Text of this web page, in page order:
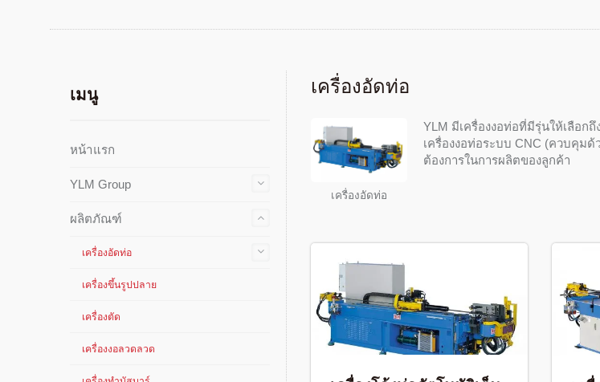
เมนู
หน้าแรก
YLM Group
ผลิตภัณฑ์
เครื่องอัดท่อ
เครื่องขึ้นรูปปลาย
เครื่องตัด
เครื่องงอลวดลวด
เครื่องอัดท่อ
เครื่องอัดท่อ
YLM มีเครื่องงอท่อที่มีรุ่นให้เลือก
เครื่องงอท่อระบบ CNC (ควบคุม
ต้องการในการผลิตของลูกค้า